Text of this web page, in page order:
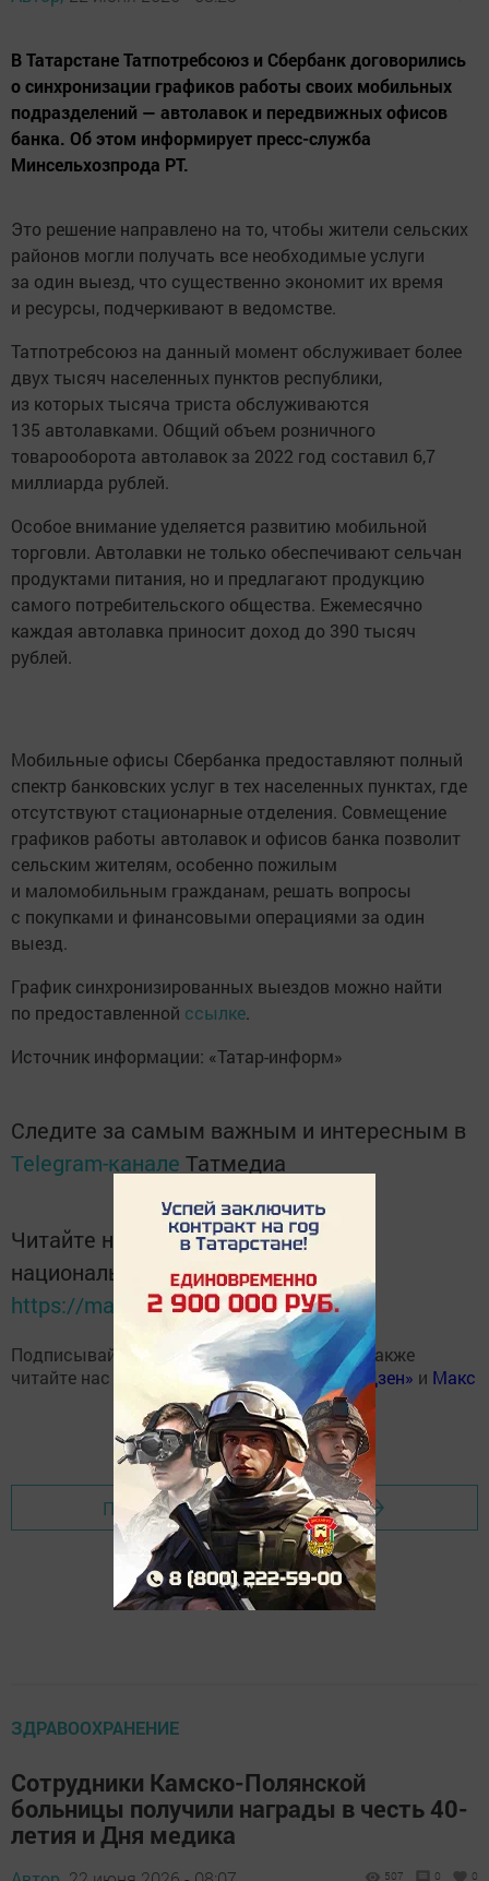
В Татарстане Татпотребсоюз и Сбербанк договорились
о синхронизации графиков работы своих мобильных
подразделений — автолавок и передвижных офисов
банка. Об этом информирует пресс-служба
Минсельхозпрода РТ.
Это решение направлено на то, чтобы жители сельских
районов могли получать все необходимые услуги
за один выезд, что существенно экономит их время
и ресурсы, подчеркивают в ведомстве.
Татпотребсоюз на данный момент обслуживает более
двух тысяч населенных пунктов республики,
из которых тысяча триста обслуживаются
135 автолавками. Общий объем розничного
товарооборота автолавок за 2022 год составил 6,7
миллиарда рублей.
Особое внимание уделяется развитию мобильной
торговли. Автолавки не только обеспечивают сельчан
продуктами питания, но и предлагают продукцию
самого потребительского общества. Ежемесячно
каждая автолавка приносит доход до 390 тысяч
рублей.
Мобильные офисы Сбербанка предоставляют полный
спектр банковских услуг в тех населенных пунктах, где
отсутствуют стационарные отделения. Совмещение
графиков работы автолавок и офисов банка позволит
сельским жителям, особенно пожилым
и маломобильным гражданам, решать вопросы
с покупками и финансовыми операциями за один
выезд.
График синхронизированных выездов можно найти
по предоставленной ссылке.
Источник информации: «Татар-информ»
Следите за самым важным и интересным в
Telegram-канале Татмедиа
Читайте новости Татарстана в
национальном мессенджере MАХ:
https://max.ru/tatmedia
Подписывайтесь на нашTelegram-канал, а также
читайте нас
Вконтакте ,Одноклассниках , «Дзен» и Макс
Перейти на страницу новости
ЗДРАВООХРАНЕНИЕ
Сотрудники Камско-Полянской
больницы получили награды в честь 40-
летия и Дня медика
507 0 0